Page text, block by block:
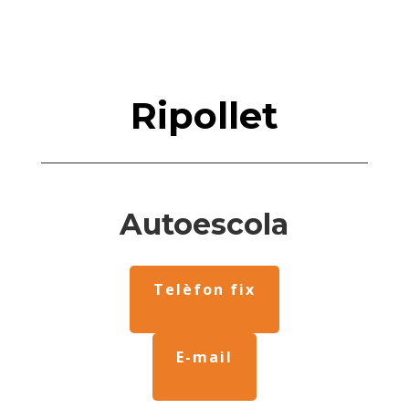
Ripollet
Autoescola
Telèfon fix
E-mail